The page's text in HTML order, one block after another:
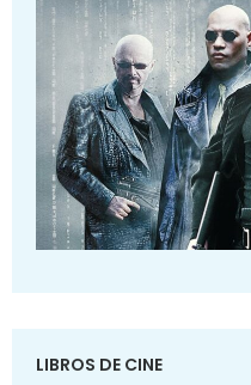
LIBROS DE CINE